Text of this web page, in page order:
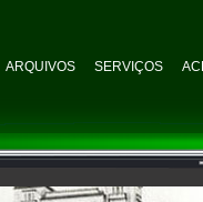
ARQUIVOS SERVIÇOS